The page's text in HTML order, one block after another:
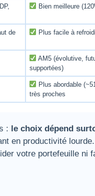
Bien meilleure
de
Plus facile à
AM5 (évolutive,
supportées)
Plus abordable
très proches
: le choix dépend
en productivité
votre portefeuille ni